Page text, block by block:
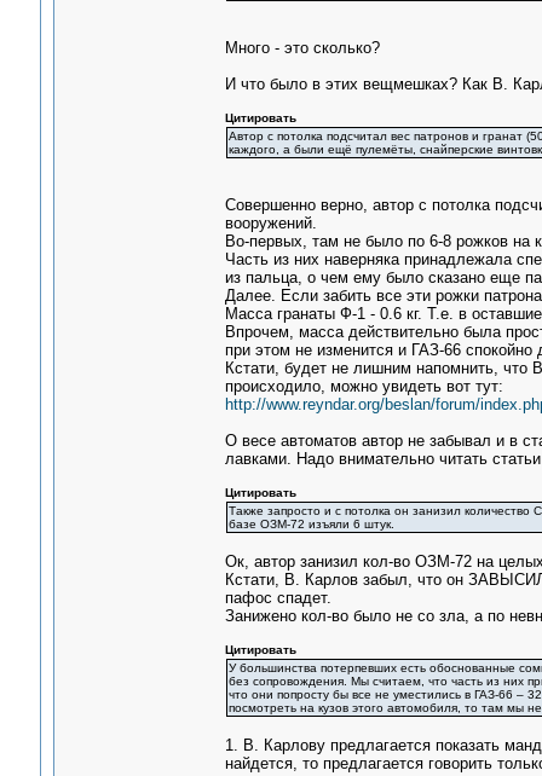
Много - это сколько?
И что было в этих вещмешках? Как В.
Цитировать
Автор с потолка подсчитал вес патронов и гранат
каждого, а были ещё пулемёты, снайперские
Совершенно верно, автор с потолка
вооружений.
Во-первых, там не было по 6-8 рожков на
Часть из них наверняка принадлежала
из пальца, о чем ему было сказано еще
Далее. Если забить все эти рожки
Масса гранаты Ф-1 - 0.6 кг. Т.е. в
Впрочем, масса действительно была
при этом не изменится и ГАЗ-66 спокойно
Кстати, будет не лишним напомнить, что
происходило, можно увидеть вот тут:
http://www.reyndar.org/beslan/forum/
О весе автоматов автор не забывал и в
лавками. Надо внимательно читать
Цитировать
Также запросто и с потолка он занизил
базе ОЗМ-72 изъяли 6 штук.
Ок, автор занизил кол-во ОЗМ-72 на
Кстати, В. Карлов забыл, что он
пафос спадет.
Занижено кол-во было не со зла, а по
Цитировать
У большинства потерпевших есть обоснованные
без сопровождения. Мы считаем, что часть из них
что они попросту бы все не уместились в ГАЗ-66 –
посмотреть на кузов этого автомобиля, то там мы
1. В. Карлову предлагается показать
найдется, то предлагается говорить